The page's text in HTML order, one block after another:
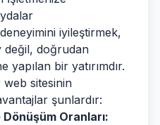
iyileştirmek,
değil, doğrudan
yapılan bir yatırımdır.
sitesinin
şunlardır:
Oranları: